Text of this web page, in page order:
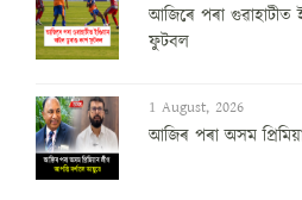
আজিৰে পৰা গুৱাহাটীত
ফুটবল
1 August, 2026
আজিৰ পৰা অসম